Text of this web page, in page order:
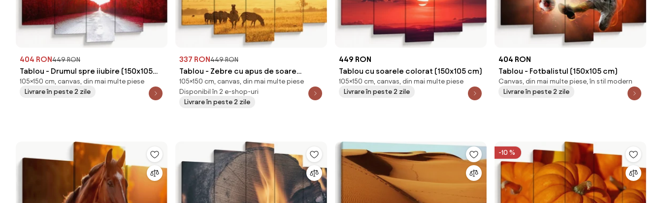
404 RON449 RON
Tablou - Drumul spre iiubire (150x105
cm)
105×150 cm, canvas, din mai multe piese
Livrare în peste 2 zile
337 RON449 RON
Tablou - Zebre cu apus de soare
(150x105 cm)
105×150 cm, canvas, din mai multe piese
Disponibil în 2 e-shop-uri
Livrare în peste 2 zile
449 RON
Tablou cu soarele colorat (150x105 cm)
105×150 cm, canvas, din mai multe piese
Livrare în peste 2 zile
404 RON
Tablou - Fotbalistul (150x105 cm)
Canvas, din mai multe piese, în stil modern
Livrare în peste 2 zile
-10 %